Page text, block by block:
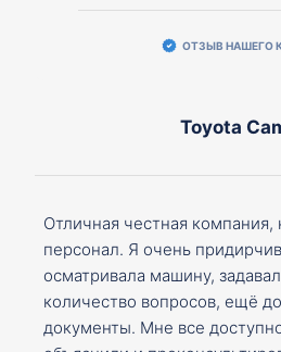
ОТЗЫВ НАШЕГО
Toyota
Отличная честная
персонал. Я очень
осматривала машину,
количество вопросов, ещё
документы. Мне все